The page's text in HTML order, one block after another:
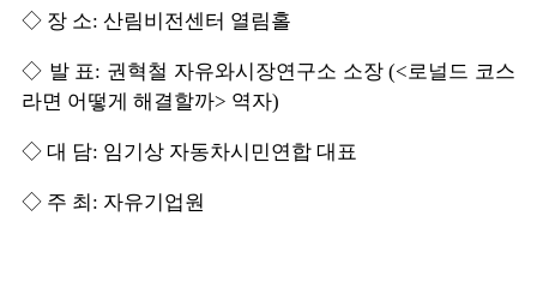
◇ 장 소: 산림비전센터 열림홀
◇ 발 표: 권혁철 자유와시장연구소 소장 (<로널드 코스
라면 어떻게 해결할까> 역자)
◇ 대 담: 임기상 자동차시민연합 대표
◇ 주 최: 자유기업원